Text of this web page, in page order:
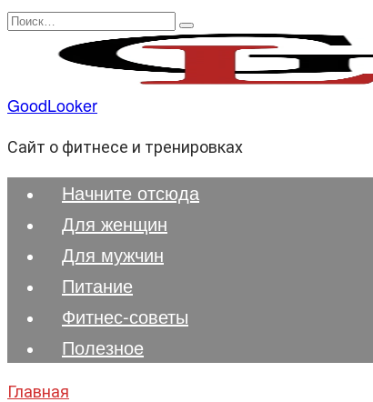
Перейти
содержанию
Search
GoodLooker
Сайт о фитнесе и тренировках
Начните отсюда
Для женщин
Для мужчин
Питание
Фитнес-советы
Полезноe
Главная